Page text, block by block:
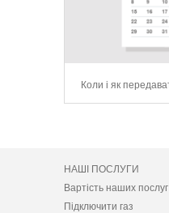
Коли і як
НАШІ ПОСЛУГИ
Вартість наших послуг
Підключити газ